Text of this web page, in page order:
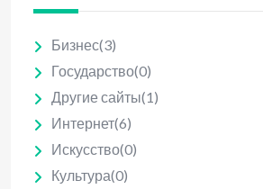
Бизнес(3)
Государство(0)
Другие сайты(1)
Интернет(6)
Искусство(0)
Культура(0)